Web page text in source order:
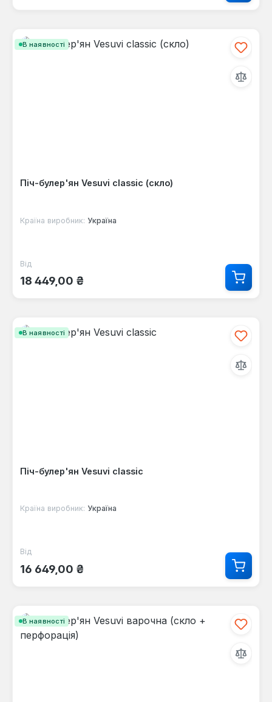
В наявності
Піч-булер'ян Vesuvi classic (скло)
Країна виробник: Україна
Звичайна ціна:
Від
18 449,00 ₴
В наявності
Піч-булер'ян Vesuvi classic
Країна виробник: Україна
Звичайна ціна:
Від
16 649,00 ₴
В наявності